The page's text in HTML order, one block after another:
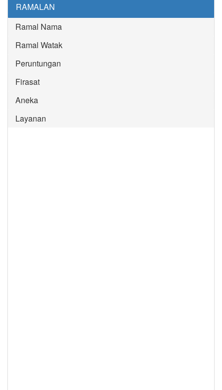
RAMALAN
Ramal Nama
Ramal Watak
Peruntungan
Firasat
Aneka
Layanan